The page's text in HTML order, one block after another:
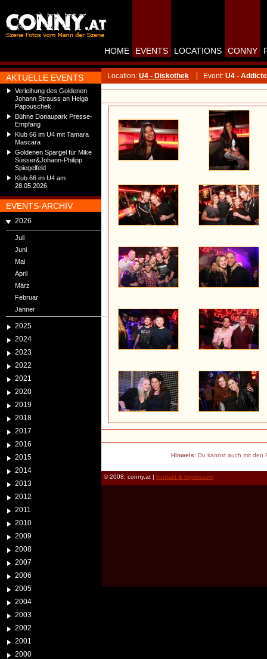
AKTUELLE EVENTS
Verleihung des Goldenen
Johann Strauss an Helga
Papouschek
Bühne Donaupark Presse-
Empfang
Klub 66 im U4 mit Tamara
Mascara
Goldenen Spargel für Mike
Süsser&Johann-Philipp
Spiegelfeld
Klub 66 im U4 am
28.05.2026
EVENTS-ARCHIV
2026
Juli
Juni
Mai
April
März
Februar
Jänner
2025
2024
2023
2022
2021
2020
2019
2018
2017
2016
2015
2014
2013
2012
2011
2010
2009
2008
2007
2006
2005
2004
2003
2002
2001
2000
HOME EVENTS LOCATIONS CONNY
Location: U4 - Diskothek Event: U4 -
Hinweis:Du kannst auch mit den
© 2008: conny.at | kontakt & impressum